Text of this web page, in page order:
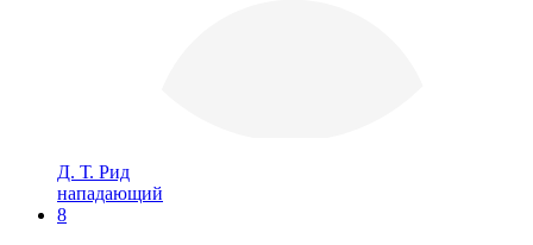
Д. Т. Рид
нападающий
8